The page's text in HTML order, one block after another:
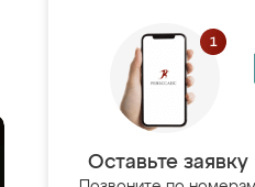
Оставьте заявку